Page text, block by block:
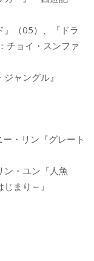
』（05）、『ドラ
チョイ・スンファ
ャングル』
・リン『グレート
ン・ユン『人魚
まり～』